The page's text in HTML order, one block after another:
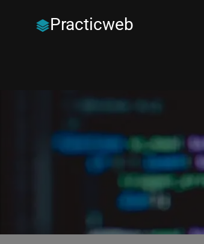
Practicweb